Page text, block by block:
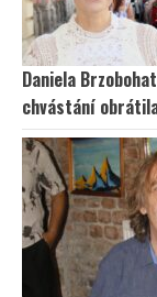
Daniela
chvástání